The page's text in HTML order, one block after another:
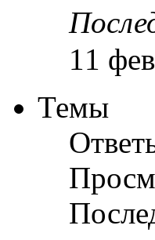
11
Темы